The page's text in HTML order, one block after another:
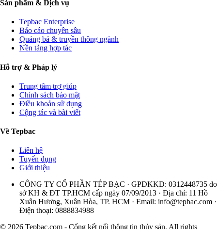
Sản phẩm & Dịch vụ
Tepbac Enterprise
Báo cáo chuyên sâu
Quảng bá & truyền thông ngành
Nền tảng hợp tác
Hỗ trợ & Pháp lý
Trung tâm trợ giúp
Chính sách bảo mật
Điều khoản sử dụng
Cộng tác và bài viết
Về Tepbac
Liên hệ
Tuyển dụng
Giới thiệu
CÔNG TY CỔ PHẦN TÉP BẠC · GPDKKD: 0312448735 do
sở KH & ĐT TP.HCM cấp ngày 07/09/2013 · Địa chỉ: 11 Hồ
Xuân Hương, Xuân Hòa, TP. HCM · Email: info@tepbac.com ·
Điện thoại: 0888834988
© 2026 Tepbac.com - Cổng kết nối thông tin thủy sản. All rights